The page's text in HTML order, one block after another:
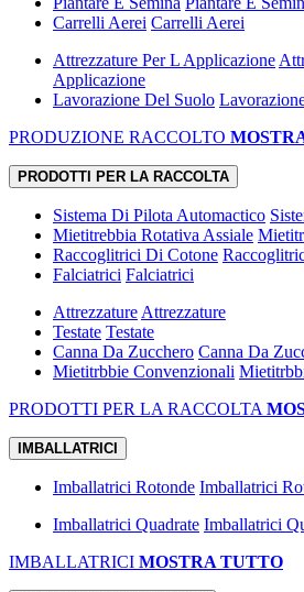
Carrelli Aerei Carrelli Aerei
Attrezzature Per L Applicazione
Applicazione
Lavorazione Del Suolo
PRODUZIONE RACCOLTO
PRODOTTI PER LA RACCOLTA
Sistema Di Pilota Automactico
Mietitrebbia Rotativa Assiale
Raccoglitrici Di Cotone
Falciatrici Falciatrici
Attrezzature Attrezzature
Testate Testate
Canna Da Zucchero Canna Da
Mietitrbbie Convenzionali
PRODOTTI PER LA RACCOLTA
IMBALLATRICI
Imballatrici Rotonde Imballatrici
Imballatrici Quadrate Imballatrici
IMBALLATRICI MOSTRA TUTTO